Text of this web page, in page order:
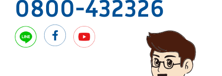
0800-432326